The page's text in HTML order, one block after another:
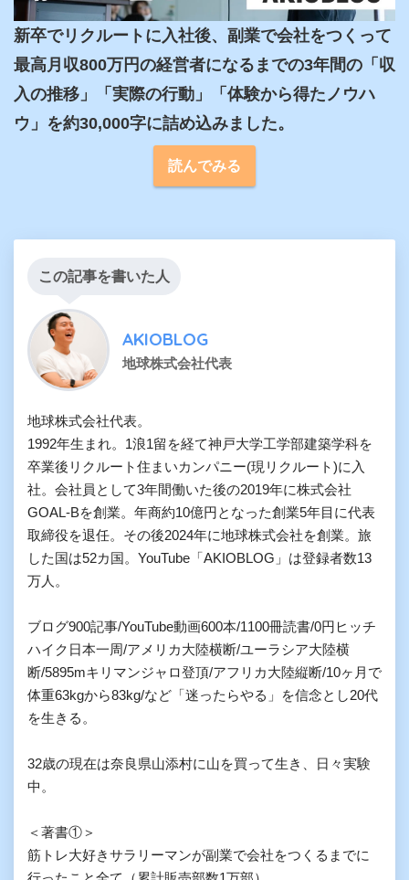
新卒でリクルートに入社後、副業で会社をつくって
最高月収800万円の経営者になるまでの3年間の「収
入の推移」「実際の行動」「体験から得たノウハ
ウ」を約30,000字に詰め込みました。
読んでみる
この記事を書いた人
AKIOBLOG
地球株式会社代表
地球株式会社代表。
1992年生まれ。1浪1留を経て神戸大学工学部建築学科を
卒業後リクルート住まいカンパニー(現リクルート)に入
社。会社員として3年間働いた後の2019年に株式会社
GOAL-Bを創業。年商約10億円となった創業5年目に代表
取締役を退任。その後2024年に地球株式会社を創業。旅
した国は52カ国。YouTube「AKIOBLOG」は登録者数13
万人。
ブログ900記事/YouTube動画600本/1100冊読書/0円ヒッチ
ハイク日本一周/アメリカ大陸横断/ユーラシア大陸横
断/5895mキリマンジャロ登頂/アフリカ大陸縦断/10ヶ月で
体重63kgから83kg/など「迷ったらやる」を信念とし20代
を生きる。
32歳の現在は奈良県山添村に山を買って生き、日々実験
中。
＜著書①＞
筋トレ大好きサラリーマンが副業で会社をつくるまでに